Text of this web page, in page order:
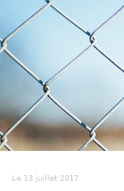
Le 13 juillet 2017